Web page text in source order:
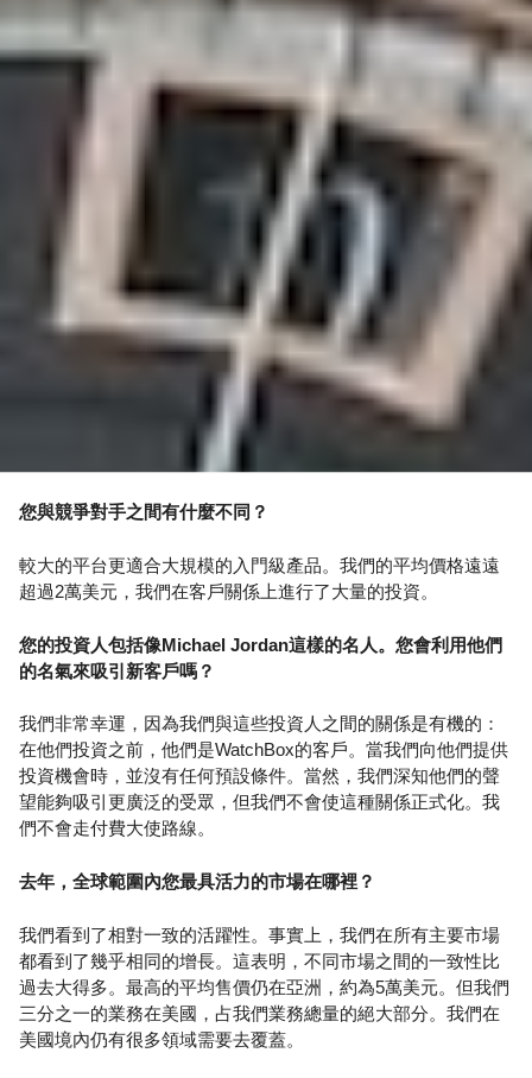
您與競爭對手之間有什麼不同？
較大的平台更適合大規模的入門級產品。我們的平均價格遠遠
超過2萬美元，我們在客戶關係上進行了大量的投資。
您的投資人包括像Michael Jordan這樣的名人。您會利用他們
的名氣來吸引新客戶嗎？
我們非常幸運，因為我們與這些投資人之間的關係是有機的：
在他們投資之前，他們是WatchBox的客戶。當我們向他們提供
投資機會時，並沒有任何預設條件。當然，我們深知他們的聲
望能夠吸引更廣泛的受眾，但我們不會使這種關係正式化。我
們不會走付費大使路線。
去年，全球範圍內您最具活力的市場在哪裡？
我們看到了相對一致的活躍性。事實上，我們在所有主要市場
都看到了幾乎相同的增長。這表明，不同市場之間的一致性比
過去大得多。最高的平均售價仍在亞洲，約為5萬美元。但我們
三分之一的業務在美國，占我們業務總量的絕大部分。我們在
美國境內仍有很多領域需要去覆蓋。